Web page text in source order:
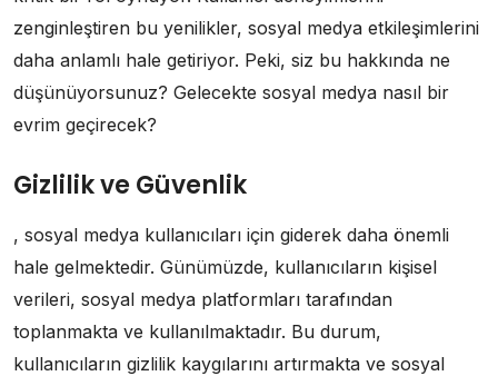
zenginleştiren bu yenilikler, sosyal medya etkileşimlerini
daha anlamlı hale getiriyor. Peki, siz bu hakkında ne
düşünüyorsunuz? Gelecekte sosyal medya nasıl bir
evrim geçirecek?
Gizlilik ve Güvenlik
, sosyal medya kullanıcıları için giderek daha önemli
hale gelmektedir. Günümüzde, kullanıcıların kişisel
verileri, sosyal medya platformları tarafından
toplanmakta ve kullanılmaktadır. Bu durum,
kullanıcıların gizlilik kaygılarını artırmakta ve sosyal